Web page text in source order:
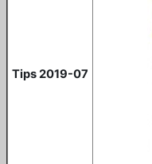
Tips 2019-07